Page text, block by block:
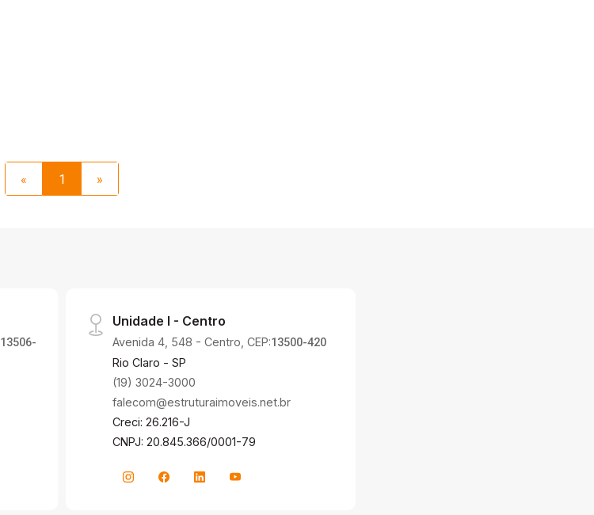
« 1 »
13506-
Unidade I - Centro
Avenida 4, 548 - Centro, CEP:13500-420
Rio Claro - SP
(19) 3024-3000
falecom@estruturaimoveis.net.br
Creci: 26.216-J
CNPJ: 20.845.366/0001-79